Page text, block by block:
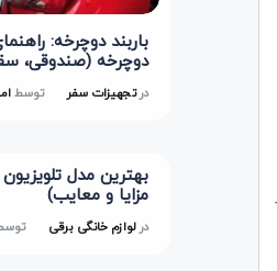
باربند دوچرخه:
دوچرخه (صندوقی،
درتجهیزات سفر توسط
بهترین مدل
مزایا و معایب)
درلوازم خانگی برقی